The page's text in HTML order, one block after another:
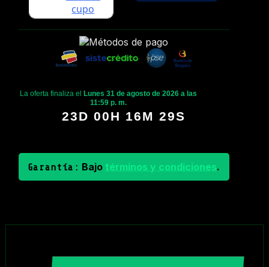
La oferta finaliza el
Lunes 31 de agosto de 2026 a las
11:59 p. m.
23D 00H 16M 28S
Garantía: Bajo términos y condiciones.